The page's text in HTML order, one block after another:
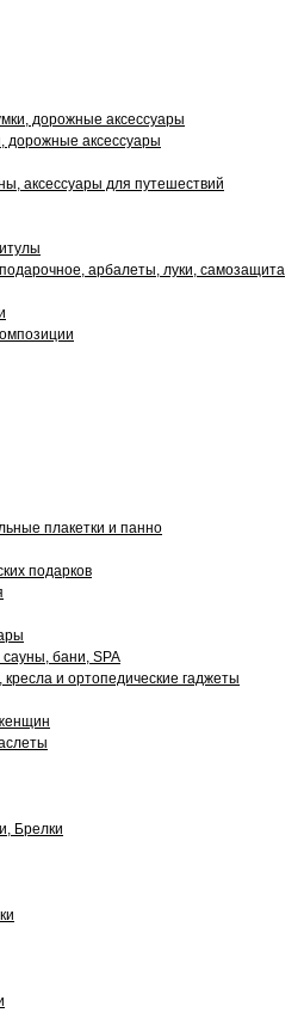
дорожные аксессуары
дорожные аксессуары
аксессуары для путешествий
арбалеты, луки, самозащита
плакетки и панно
подарков
бани, SPA
и ортопедические гаджеты
Брелки